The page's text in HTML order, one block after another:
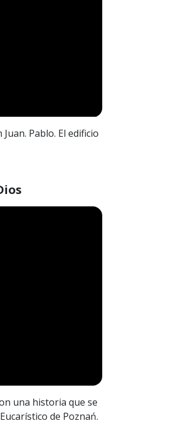
Pablo. El edificio
una historia que se
de Poznań.